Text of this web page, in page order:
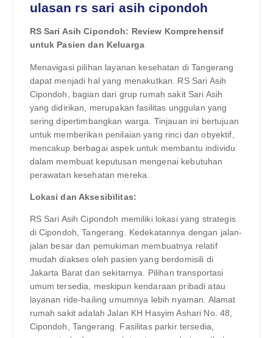
ulasan rs sari asih cipondoh
RS Sari Asih Cipondoh: Review Komprehensif
untuk Pasien dan Keluarga
Menavigasi pilihan layanan kesehatan di Tangerang
dapat menjadi hal yang menakutkan. RS Sari Asih
Cipondoh, bagian dari grup rumah sakit Sari Asih
yang didirikan, merupakan fasilitas unggulan yang
sering dipertimbangkan warga. Tinjauan ini bertujuan
untuk memberikan penilaian yang rinci dan obyektif,
mencakup berbagai aspek untuk membantu individu
dalam membuat keputusan mengenai kebutuhan
perawatan kesehatan mereka.
Lokasi dan Aksesibilitas:
RS Sari Asih Cipondoh memiliki lokasi yang strategis
di Cipondoh, Tangerang. Kedekatannya dengan jalan-
jalan besar dan pemukiman membuatnya relatif
mudah diakses oleh pasien yang berdomisili di
Jakarta Barat dan sekitarnya. Pilihan transportasi
umum tersedia, meskipun kendaraan pribadi atau
layanan ride-hailing umumnya lebih nyaman. Alamat
rumah sakit adalah Jalan KH Hasyim Ashari No. 48,
Cipondoh, Tangerang. Fasilitas parkir tersedia,